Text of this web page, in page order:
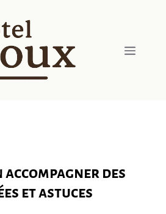
Menu
accompagner des
et astuces